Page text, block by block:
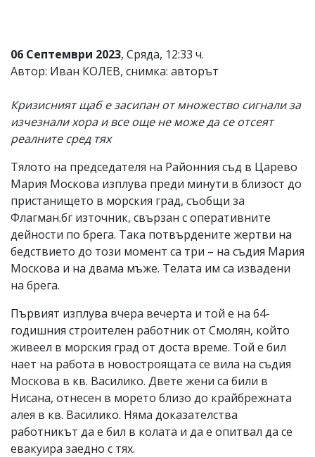
06 Септември 2023, Сряда, 12:33 ч.
Автор: Иван КОЛЕВ, снимка: авторът
Кризисният щаб е засипан от множество сигнали за
изчезнали хора и все още не може да се отсеят
реалните сред тях
Тялото на председателя на Районния съд в Царево
Мария Москова изплува преди минути в близост до
пристанището в морския град, съобщи за
Флагман.бг източник, свързан с оперативните
дейности по брега. Така потвърдените жертви на
бедствието до този момент са три – на съдия Мария
Москова и на двама мъже. Телата им са извадени
на брега.
Първият изплува вчера вечерта и той е на 64-
годишния строителен работник от Смолян, който
живеел в морския град от доста време. Той е бил
нает на работа в новостроящата се вила на съдия
Москова в кв. Василико. Двете жени са били в
Нисана, отнесен в морето близо до крайбрежната
алея в кв. Василико. Няма доказателства
работникът да е бил в колата и да е опитвал да се
евакуира заедно с тях.